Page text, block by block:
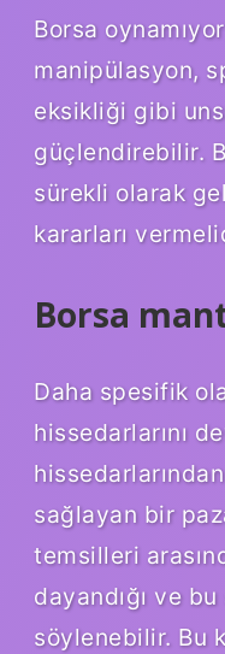
Borsa
manipülasyon,
eksikliği gibi
güçlendirebilir.
sürekli olarak
kararları
Borsa
Daha spesifik
hissedarlarını
sağlayan bir
temsilleri
dayandığı ve
söylenebilir. Bu